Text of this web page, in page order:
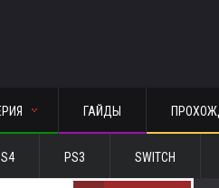
ГАЙДЫ
PS3 SWITCH